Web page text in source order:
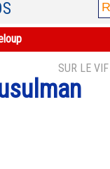
SUR LE VIF